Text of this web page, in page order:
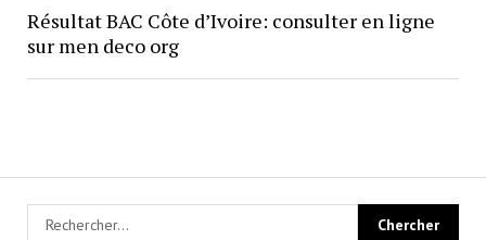
Résultat BAC Côte d’Ivoire: consulter en ligne
sur men deco org